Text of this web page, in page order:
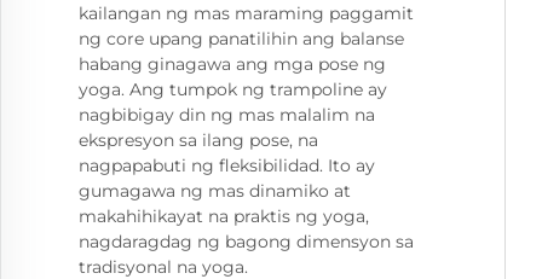
kailangan ng mas maraming paggamit
ng core upang panatilihin ang balanse
habang ginagawa ang mga pose ng
yoga. Ang tumpok ng trampoline ay
nagbibigay din ng mas malalim na
ekspresyon sa ilang pose, na
nagpapabuti ng fleksibilidad. Ito ay
gumagawa ng mas dinamiko at
makahihikayat na praktis ng yoga,
nagdaragdag ng bagong dimensyon sa
tradisyonal na yoga.